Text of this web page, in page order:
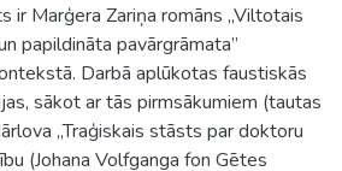
ir Marģera Zariņa romāns „Viltotais
papildināta pavārgrāmata”
Darbā aplūkotas faustiskās
sākot ar tās pirmsākumiem (tautas
„Traģiskais stāsts par doktoru
(Johana Volfganga fon Gētes